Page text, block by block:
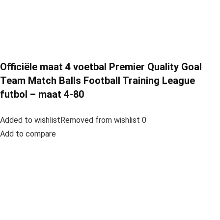
Officiële maat 4 voetbal Premier Quality Goal
Team Match Balls Football Training League
futbol – maat 4-80
Added to wishlistRemoved from wishlist 0
Add to compare